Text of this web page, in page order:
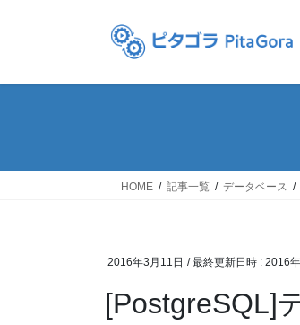
HOME 記事一覧 データベース
2016年3月11日 / 最終更新日時 : 2016
[PostgreSQL]